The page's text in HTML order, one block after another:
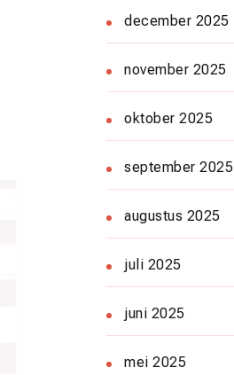
december 2025
november 2025
oktober 2025
september 2025
augustus 2025
juli 2025
juni 2025
mei 2025